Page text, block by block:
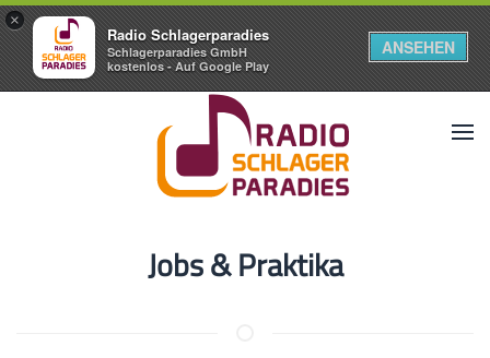
×
Radio Schlagerparadies
Schlagerparadies GmbH
kostenlos - Auf Google Play
ANSEHEN
Jobs & Praktika